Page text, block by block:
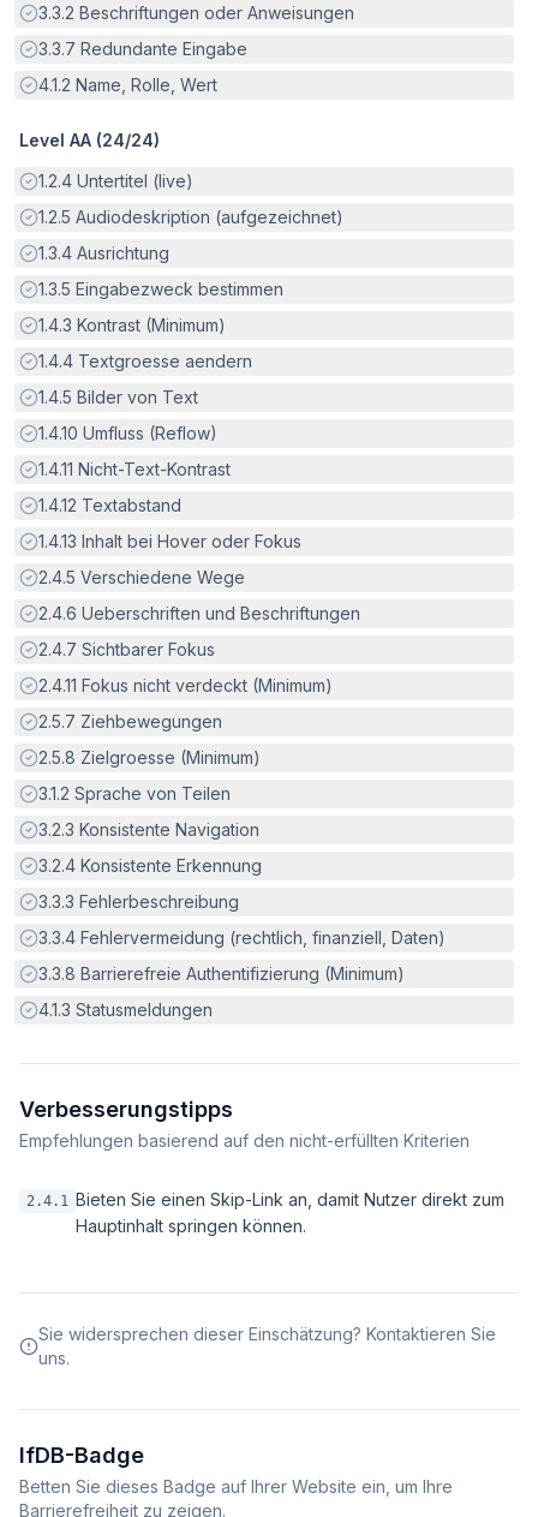
Erfüllt:
3.3.2 Beschriftungen oder Anweisungen
Erfüllt:
3.3.7 Redundante Eingabe
Erfüllt:
4.1.2 Name, Rolle, Wert
Level AA (24/24)
Erfüllt:
1.2.4 Untertitel (live)
Erfüllt:
1.2.5 Audiodeskription (aufgezeichnet)
Erfüllt:
1.3.4 Ausrichtung
Erfüllt:
1.3.5 Eingabezweck bestimmen
Erfüllt:
1.4.3 Kontrast (Minimum)
Erfüllt:
1.4.4 Textgroesse aendern
Erfüllt:
1.4.5 Bilder von Text
Erfüllt:
1.4.10 Umfluss (Reflow)
Erfüllt:
1.4.11 Nicht-Text-Kontrast
Erfüllt:
1.4.12 Textabstand
Erfüllt:
1.4.13 Inhalt bei Hover oder Fokus
Erfüllt:
2.4.5 Verschiedene Wege
Erfüllt:
2.4.6 Ueberschriften und Beschriftungen
Erfüllt:
2.4.7 Sichtbarer Fokus
Erfüllt:
2.4.11 Fokus nicht verdeckt (Minimum)
Erfüllt:
2.5.7 Ziehbewegungen
Erfüllt:
2.5.8 Zielgroesse (Minimum)
Erfüllt:
3.1.2 Sprache von Teilen
Erfüllt:
3.2.3 Konsistente Navigation
Erfüllt:
3.2.4 Konsistente Erkennung
Erfüllt:
3.3.3 Fehlerbeschreibung
Erfüllt:
3.3.4 Fehlervermeidung (rechtlich, finanziell, Daten)
Erfüllt:
3.3.8 Barrierefreie Authentifizierung (Minimum)
Erfüllt:
4.1.3 Statusmeldungen
Verbesserungstipps
Empfehlungen basierend auf den nicht-erfüllten Kriterien
2.4.1 Bieten Sie einen Skip-Link an, damit Nutzer direkt zum
Hauptinhalt springen können.
Sie widersprechen dieser Einschätzung? Kontaktieren Sie
uns.
IfDB-Badge
Betten Sie dieses Badge auf Ihrer Website ein, um Ihre
Barrierefreiheit zu zeigen.